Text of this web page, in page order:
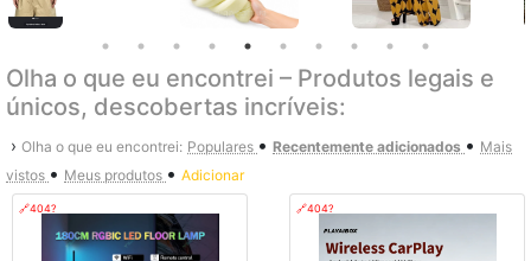
Olha o que eu encontrei – Produtos legais e
únicos, descobertas incríveis:
› Olha o que eu encontrei: Populares • Recentemente adicionados • Mais
vistos • Meus produtos • Adicionar
🔗404? 🔗404?